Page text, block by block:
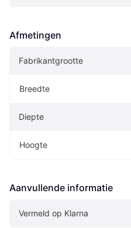
Afmetingen
Fabrikantgrootte
Breedte
Diepte
Hoogte
Aanvullende informatie
Vermeld op Klarna